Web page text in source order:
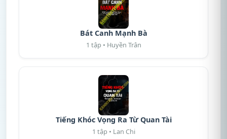
Bát Canh Mạnh Bà
1 tập • Huyền Trân
Tiếng Khóc Vọng Ra Từ Quan Tài
1 tập • Lan Chi